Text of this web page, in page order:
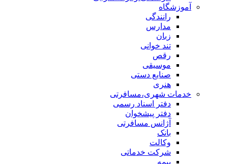
آموزشگاه
رانندگی
مدارس
زبان
تند خوانی
رقص
موسیقی
صنایع دستی
هنری
خدمات شهری،مسافرتی
دفتر اسناد رسمی
دفتر پیشخوان
آژانس مسافرتی
بانک
وکالت
شرکت خدماتی
بيمه